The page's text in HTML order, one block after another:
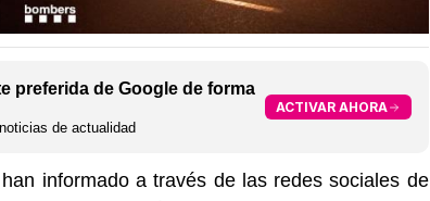
preferida de Google de forma
de actualidad
ACTIVAR AHORA
informado a través de las redes sociales de